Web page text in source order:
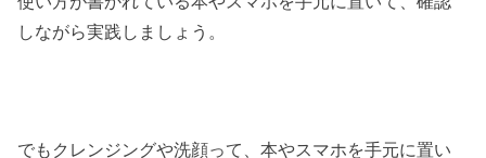
しながら実践しましょう。
でもクレンジングや洗顔って、本やスマホを手元に置い